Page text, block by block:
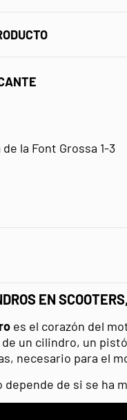
la Font Grossa 1-3
EN
es el corazón del
un cilindro, un
necesario para el
depende de si se ha